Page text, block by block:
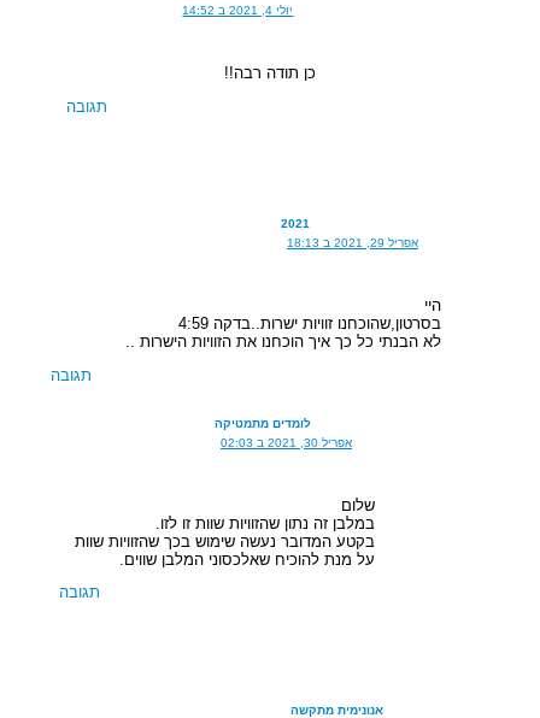
יולי 4, 2021 ב 14:52
כן תודה רבה!!
תגובה
2021
אפריל 29, 2021 ב 18:13
היי
בסרטון,שהוכחנו זוויות ישרות..בדקה 4:59
לא הבנתי כל כך איך הוכחנו את הזוויות הישרות ..
תגובה
לומדים מתמטיקה
אפריל 30, 2021 ב 02:03
שלום
במלבן זה נתון שהזוויות שוות זו לזו.
בקטע המדובר נעשה שימוש בכך שהזוויות שוות
על מנת להוכיח שאלכסוני המלבן שווים.
תגובה
אנונימית מתקשה